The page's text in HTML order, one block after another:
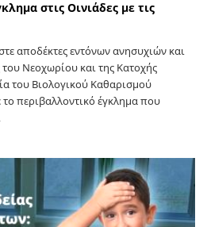
στις Οινιάδες με τις
αποδέκτες εντόνων ανησυχιών και
Νεοχωρίου και της Κατοχής
του Βιολογικού Καθαρισμού
περιβαλλοντικό έγκλημα που